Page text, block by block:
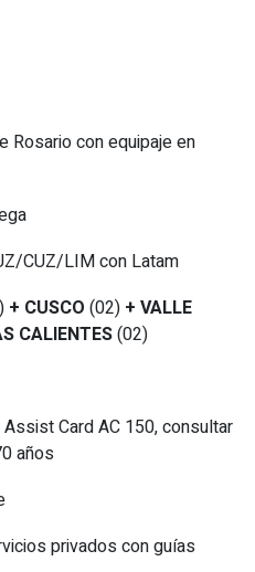
Rosario con equipaje en
CUZ/LIM con Latam
+ CUSCO (02) + VALLE
CALIENTES(02)
Card AC 150, consultar
años
privados con guías